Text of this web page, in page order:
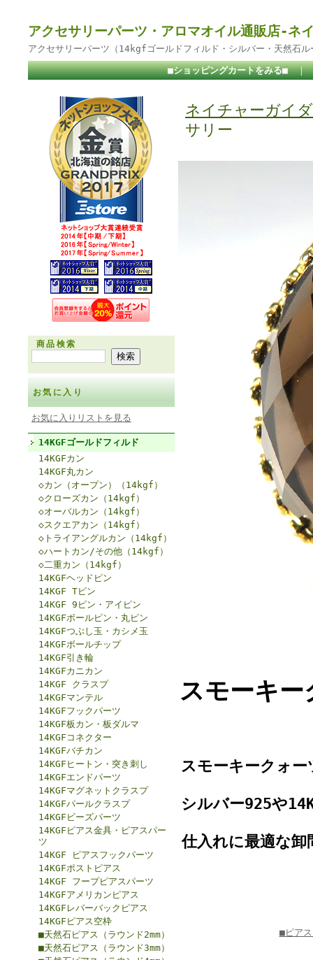
アクセサリーパーツ・アロマオイル通販店-ネ
アクセサリーパーツ（14kgfゴールドフィルド・シルバー・天然石
■ショッピングカートをみる■ ｜
商品検索
お気に入り
お気に入りリストを見る
14KGFゴールドフィルド
14KGFカン
14KGF丸カン
◇カン（オープン）（14kgf）
◇クローズカン（14kgf）
◇オーバルカン（14kgf）
◇スクエアカン（14kgf）
◇トライアングルカン（14kgf）
◇ハートカン/その他（14kgf）
◇二重カン（14kgf）
14KGFヘッドピン
14KGF Tピン
14KGF 9ピン・アイピン
14KGFボールピン・丸ピン
14KGFつぶし玉・カシメ玉
14KGFボールチップ
14KGF引き輪
14KGFカニカン
14KGF クラスプ
14KGFマンテル
14KGFフックパーツ
14KGF板カン・板ダルマ
14KGFコネクター
14KGFバチカン
14KGFヒートン・突き刺し
14KGFエンドパーツ
14KGFマグネットクラスプ
14KGFパールクラスプ
14KGFビーズパーツ
14KGFピアス金具・ピアスパー
ツ
14KGF ピアスフックパーツ
14KGFポストピアス
14KGF フープピアスパーツ
14KGFアメリカンピアス
14KGFレバーバックピアス
14KGFピアス空枠
■天然石ピアス（ラウンド2mm）
■天然石ピアス（ラウンド3mm）
ネイチャーガイ
サリー
スモーキ
スモーキークォ
シルバー925や
仕入れに最適な卸
■ピア